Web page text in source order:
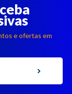
e ofertas em